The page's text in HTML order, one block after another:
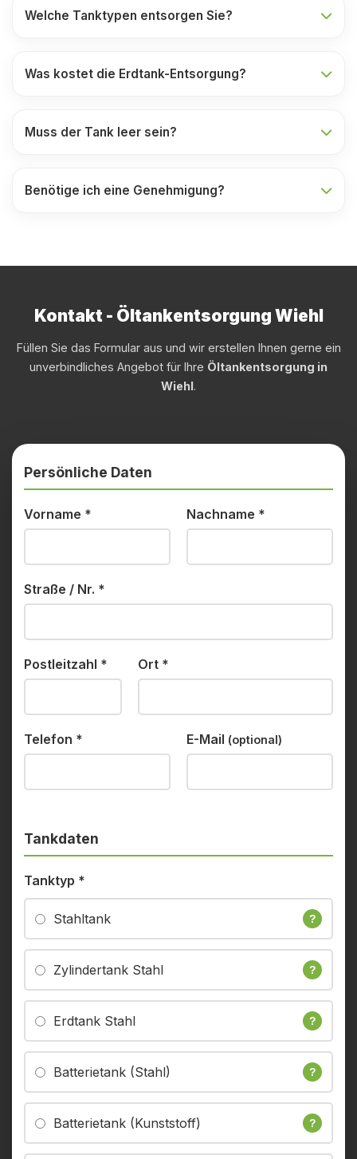
Welche Tanktypen entsorgen Sie?
Was kostet die Erdtank-Entsorgung?
Muss der Tank leer sein?
Benötige ich eine Genehmigung?
Kontakt - Öltankentsorgung Wiehl
Füllen Sie das Formular aus und wir erstellen Ihnen gerne ein
unverbindliches Angebot für Ihre Öltankentsorgung in
Wiehl.
Persönliche Daten
Vorname * Nachname *
Straße / Nr. *
Postleitzahl * Ort *
Telefon * E-Mail (optional)
Tankdaten
Tanktyp *
Stahltank ?
Zylindertank Stahl ?
Erdtank Stahl ?
Batterietank (Stahl) ?
Batterietank (Kunststoff) ?